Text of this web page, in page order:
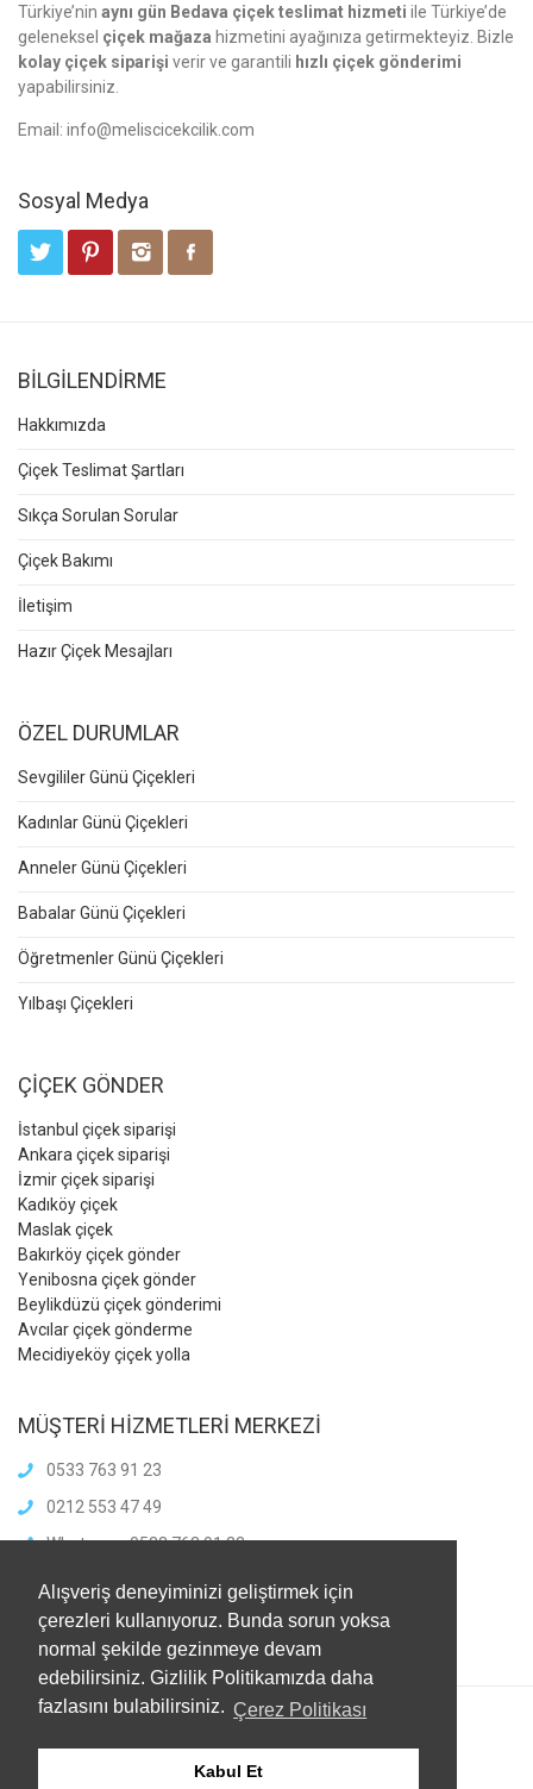
Alışveriş deneyiminizi geliştirmek için
çerezleri kullanıyoruz. Bunda sorun yoksa
normal şekilde gezinmeye devam
edebilirsiniz. Gizlilik Politikamızda daha
fazlasını bulabilirsiniz. Çerez Politikası
Kabul Et
Türkiye’nin aynı gün Bedava çiçek teslimat hizmeti ile Türkiye’de
geleneksel çiçek mağaza hizmetini ayağınıza getirmekteyiz. Bizle
kolay çiçek siparişi verir ve garantili hızlı çiçek gönderimi
yapabilirsiniz.
Email: info@meliscicekcilik.com
Sosyal Medya
BİLGİLENDİRME
Hakkımızda
Çiçek Teslimat Şartları
Sıkça Sorulan Sorular
Çiçek Bakımı
İletişim
Hazır Çiçek Mesajları
ÖZEL DURUMLAR
Sevgililer Günü Çiçekleri
Kadınlar Günü Çiçekleri
Anneler Günü Çiçekleri
Babalar Günü Çiçekleri
Öğretmenler Günü Çiçekleri
Yılbaşı Çiçekleri
ÇİÇEK GÖNDER
İstanbul çiçek siparişi
Ankara çiçek siparişi
İzmir çiçek siparişi
Kadıköy çiçek
Maslak çiçek
Bakırköy çiçek gönder
Yenibosna çiçek gönder
Beylikdüzü çiçek gönderimi
Avcılar çiçek gönderme
Mecidiyeköy çiçek yolla
MÜŞTERİ HİZMETLERİ MERKEZİ
0533 763 91 23
0212 553 47 49
Whatsapp: 0533 763 91 23
info@meliscicekcilik.com
Haftaiçi :8.00-21.00
HaftaSonu:8.00-21.00